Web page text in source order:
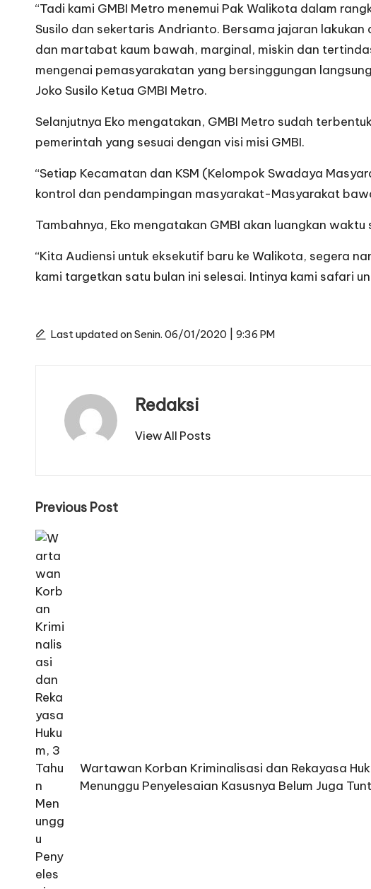
“Tadi kami GMBI Metro menemui Pak Walikota dalam
Susilo dan sekertaris Andrianto. Bersama jajaran
dan martabat kaum bawah, marginal, miskin dan
mengenai pemasyarakatan yang bersinggungan
Joko Susilo Ketua GMBI Metro.
Selanjutnya Eko mengatakan, GMBI Metro sudah
pemerintah yang sesuai dengan visi misi GMBI.
“Setiap Kecamatan dan KSM (Kelompok Swadaya
kontrol dan pendampingan masyarakat-Masyarakat
Tambahnya, Eko mengatakan GMBI akan luangkan
“Kita Audiensi untuk eksekutif baru ke Walikota, segera
kami targetkan satu bulan ini selesai. Intinya kami safari
Last updated on Senin. 06/01/2020 | 9:36 PM
Redaksi
View All Posts
Post
navigation
Previous Post
Wartawan Korban Kriminalisasi dan Rekayasa
Menunggu Penyelesaian Kasusnya Belum Juga